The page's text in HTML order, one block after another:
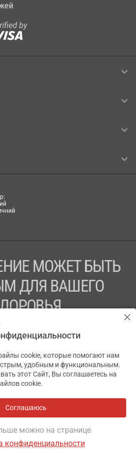
МОЖЕТ БЫТЬ
ДЛЯ ВАШЕГО
ПРЕПАРАТА
С ВРАЧОМ
Код ЄДРПОУ 43631965.
от ответственности
АПТЕКА911.ЮА
cookie, которые помогают нам
удобным и функциональным.
этот Сайт, Вы соглашаетесь на
cookie.
Соглашаюсь
можно на странице
конфиденциальности
✕